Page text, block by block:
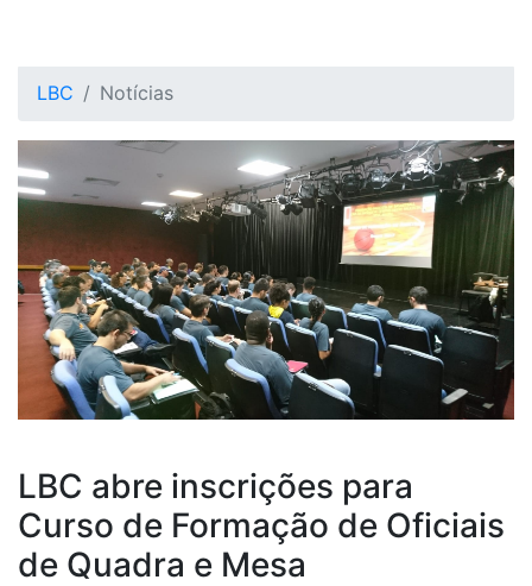
LBC Notícias
LBC abre inscrições para
Curso de Formação de Oficiais
de Quadra e Mesa